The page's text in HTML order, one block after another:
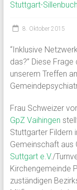
Stuttgart-Sillenbuch
8. Oktober 2015
“Inklusive
das?” Diese
unserem Treffen
Frau Schweizer
GpZ Vaihingen
Stuttgarter Fildern
Gemeinschaft aus
Suttgart e.V./
Kirchengemeinde
zuständigen